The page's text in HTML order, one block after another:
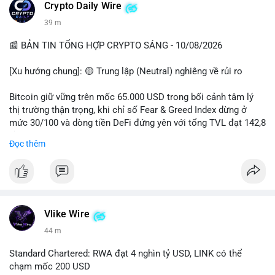
các quỹ phòng hộ sang vị thế Long là tín hiệu tích cực ngầm,
nhưng biến động ngắn hạn vẫn cao.
• Khuyến nghị: Cẩn trọng với các lệnh Long/Short khi Bitcoin
chưa thoát khỏi vùng giá hiện tại. Theo dõi sát các tin tức về
📰 Nguồn: CoinDesk
Crypto Daily Wire
39 m
📰 BẢN TIN TỔNG HỢP CRYPTO SÁNG - 10/08/2026
[Xu hướng chung]: 🟡 Trung lập (Neutral) nghiêng về rủi ro
Bitcoin giữ vững trên mốc 65.000 USD trong bối cảnh tâm lý
thị trường thận trọng, khi chỉ số Fear & Greed Index dừng ở
mức 30/100 và dòng tiền DeFi đứng yên với tổng TVL đạt 142,8
tăng gần 3% khi Iran-Oman hứa mở lại eo Hormuz, giảm lo ngại
lớn khác. Đáng chú ý, thanh lý Short chiếm tới 81,7% tổng 35,7
triệu USD thanh lý trong 24h, cho thấy phe bán đang yếu thế.
- DeFi & Công nghệ: Standard Chartered dự báo thị trường RWA
sẽ bùng nổ lên 4 nghìn tỷ USD, kéo theo giá trị token LINK có
Đọc thêm
Vlike Wire
44 m
Standard Chartered: RWA đạt 4 nghìn tỷ USD, LINK có thể
chạm mốc 200 USD